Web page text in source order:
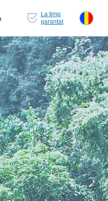
La timp
garantat